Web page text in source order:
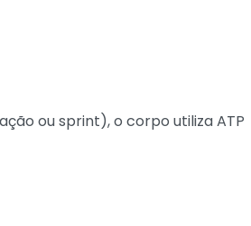
ou sprint), o corpo utiliza ATP